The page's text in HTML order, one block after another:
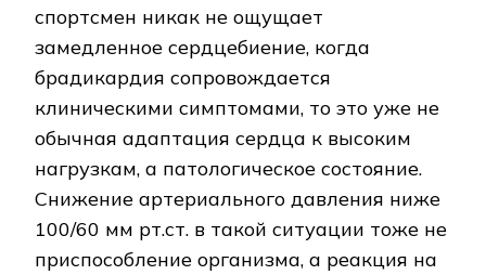
спортсмен никак не ощущает
замедленное сердцебиение, когда
брадикардия сопровождается
клиническими симптомами, то это уже не
обычная адаптация сердца к высоким
нагрузкам, а патологическое состояние.
Снижение артериального давления ниже
100/60 мм рт.ст. в такой ситуации тоже не
приспособление организма, а реакция на